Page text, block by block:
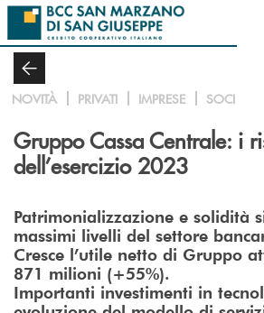
Salta al contenuto principale
NOVITÀ PRIVATI IMPRESE SOCI
Gruppo Cassa Centrale: i
dell’esercizio 2023
Patrimonializzazione e solidità
massimi livelli del settore
Cresce l’utile netto di Gruppo
871 milioni (+55%).
Importanti investimenti in